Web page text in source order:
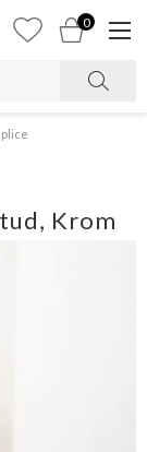
0
Krom